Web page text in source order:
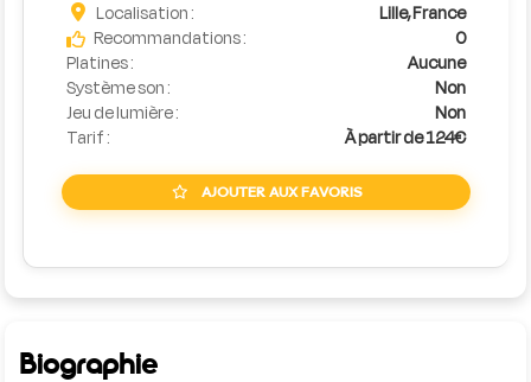
de prix
Localisation :
Lille, France
Recommandations :
0
Platines :
Aucune
Système son :
Non
Jeu de lumière :
Non
Tarif :
À partir de 124€
AJOUTER AUX FAVORIS
Biographie